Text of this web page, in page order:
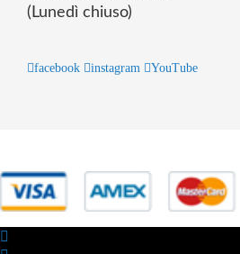
(Lunedì chiuso)
facebook instagram YouTube